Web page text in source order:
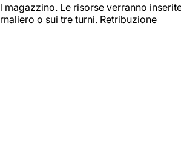
Le risorse verranno
o sui tre turni. Retribuzione